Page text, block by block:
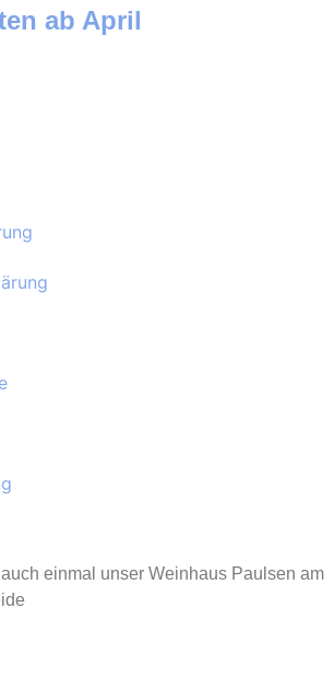
ab April
einmal unser Weinhaus Paulsen am